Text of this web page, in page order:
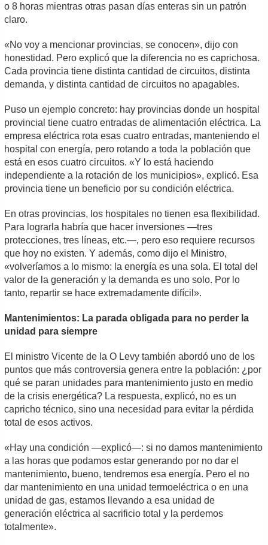
o 8 horas mientras otras pasan días enteras sin un patrón
claro.
«No voy a mencionar provincias, se conocen», dijo con
honestidad. Pero explicó que la diferencia no es caprichosa.
Cada provincia tiene distinta cantidad de circuitos, distinta
demanda, y distinta cantidad de circuitos no apagables.
Puso un ejemplo concreto: hay provincias donde un hospital
provincial tiene cuatro entradas de alimentación eléctrica. La
empresa eléctrica rota esas cuatro entradas, manteniendo el
hospital con energía, pero rotando a toda la población que
está en esos cuatro circuitos. «Y lo está haciendo
independiente a la rotación de los municipios», explicó. Esa
provincia tiene un beneficio por su condición eléctrica.
En otras provincias, los hospitales no tienen esa flexibilidad.
Para lograrla habría que hacer inversiones —tres
protecciones, tres líneas, etc.—, pero eso requiere recursos
que hoy no existen. Y además, como dijo el Ministro,
«volveríamos a lo mismo: la energía es una sola. El total del
valor de la generación y la demanda es uno solo. Por lo
tanto, repartir se hace extremadamente difícil».
Mantenimientos: La parada obligada para no perder la
unidad para siempre
El ministro Vicente de la O Levy también abordó uno de los
puntos que más controversia genera entre la población: ¿por
qué se paran unidades para mantenimiento justo en medio
de la crisis energética? La respuesta, explicó, no es un
capricho técnico, sino una necesidad para evitar la pérdida
total de esos activos.
«Hay una condición —explicó—: si no damos mantenimiento
a las horas que podamos estar generando por no dar el
mantenimiento, bueno, tendremos esa energía. Pero el no
dar mantenimiento en una unidad termoeléctrica o en una
unidad de gas, estamos llevando a esa unidad de
generación eléctrica al sacrificio total y la perdemos
totalmente».